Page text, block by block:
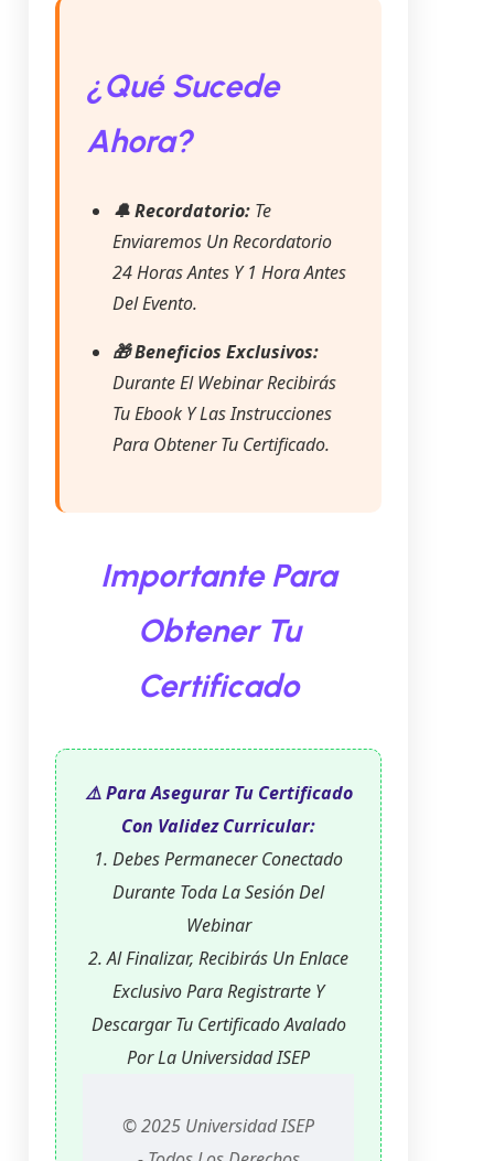
¿Qué Sucede
Ahora?
🔔 Recordatorio: Te
Enviaremos Un Recordatorio
24 Horas Antes Y 1 Hora Antes
Del Evento.
🎁 Beneficios Exclusivos:
Durante El Webinar Recibirás
Tu Ebook Y Las Instrucciones
Para Obtener Tu Certificado.
Importante Para
Obtener Tu
Certificado
⚠️ Para Asegurar Tu Certificado
Con Validez Curricular:
1. Debes Permanecer Conectado
Durante Toda La Sesión Del
Webinar
2. Al Finalizar, Recibirás Un Enlace
Exclusivo Para Registrarte Y
Descargar Tu Certificado Avalado
Por La Universidad ISEP
© 2025 Universidad ISEP